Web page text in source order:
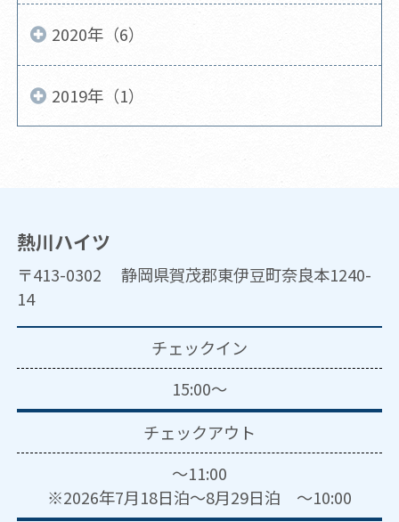
2020年（6）
2019年（1）
熱川ハイツ
〒413-0302 静岡県賀茂郡東伊豆町奈良本1240-
14
チェックイン
15:00～
チェックアウト
～11:00
※2026年7月18日泊～8月29日泊 ～10:00